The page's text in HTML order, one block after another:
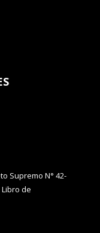
Supremo N° 42-
de